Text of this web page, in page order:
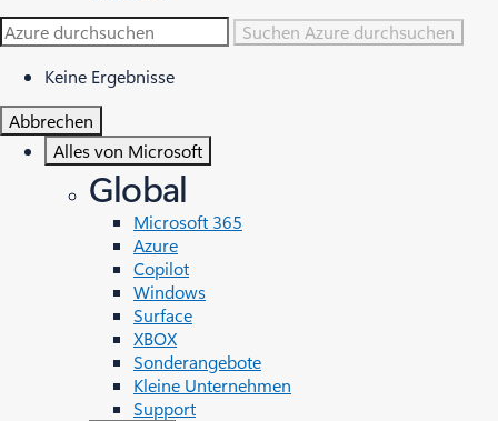
Suchen Azure durchsuchen
Keine Ergebnisse
Abbrechen
Alles von Microsoft
Global
Microsoft 365
Azure
Copilot
Windows
Surface
XBOX
Sonderangebote
Kleine Unternehmen
Support